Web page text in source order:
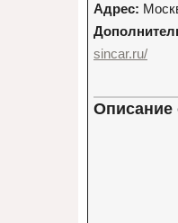
Адрес:
sincar.ru/
Описание